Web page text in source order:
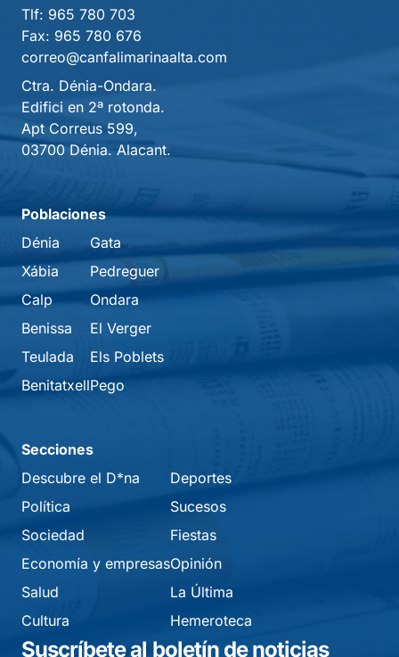
Tlf: 965 780 703
Fax: 965 780 676
correo@canfalimarinaalta.com
Ctra. Dénia-Ondara.
Edifici en 2ª rotonda.
Apt Correus 599,
03700 Dénia. Alacant.
Poblaciones
Dénia
Xábia
Calp
Benissa
Teulada
Benitatxell
Gata
Pedreguer
Ondara
El Verger
Els Poblets
Pego
Secciones
Descubre el D*na
Política
Sociedad
Economía y empresas
Salud
Cultura
Deportes
Sucesos
Fiestas
Opinión
La Última
Hemeroteca
Suscríbete al boletín de noticias